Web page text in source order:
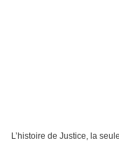
L’histoire de Justice, la